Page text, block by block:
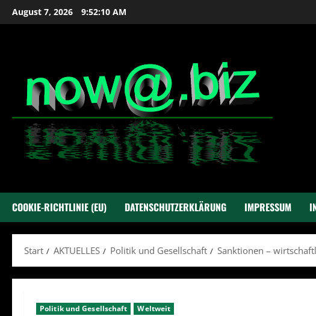
Zum
Inhalt
August 7, 2026 9:52:11 AM
COOKIE-RICHTLINIE (EU) DATENSCHUTZERKLÄRUNG IMPRESSUM
Start AKTUELLES Politik und Gesellschaft Sanktionen –
Politik und Gesellschaft Weltweit